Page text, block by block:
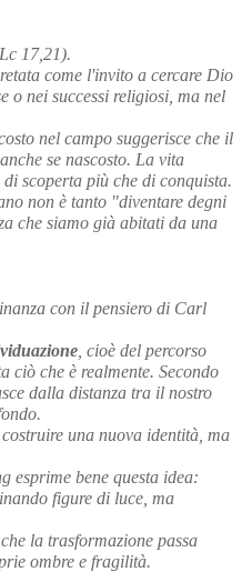
17,21).
come l'invito a cercare Dio
o nei successi religiosi, ma nel
nel campo suggerisce che il
se nascosto. La vita
scoperta più che di conquista.
non è tanto "diventare degni
che siamo già abitati da una
con il pensiero di Carl
, cioè del percorso
ciò che è realmente. Secondo
dalla distanza tra il nostro
una nuova identità, ma
esprime bene questa idea:
figure di luce, ma
la trasformazione passa
ombre e fragilità.